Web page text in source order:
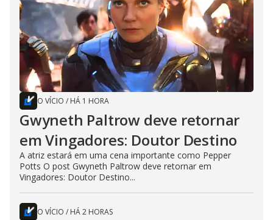
O VÍCIO / HÁ 1 HORA
Gwyneth Paltrow deve retornar
em Vingadores: Doutor Destino
A atriz estará em uma cena importante como Pepper
Potts O post Gwyneth Paltrow deve retornar em
Vingadores: Doutor Destino...
O VÍCIO / HÁ 2 HORAS